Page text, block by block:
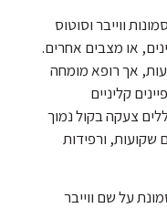
ווייבר וסוטוס
או מצבים אחרים.
אך רופא מומחה
קליניים
צעקה בקול נמוך
שקועות, ורפידות
על שם ווייבר